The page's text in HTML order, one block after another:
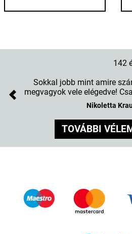
142
Sokkal jobb mint amire
megvagyok vele elégedve!
Nikoletta
Previous
TOVÁBBI